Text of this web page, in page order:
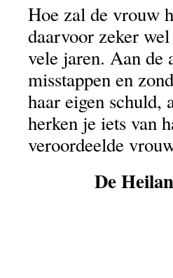
Hoe zal de vrouw
daarvoor zeker
vele jaren. Aan de
misstappen en
haar eigen schuld,
herken je iets van
veroordeelde
De